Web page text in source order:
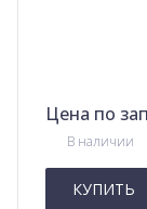
Цена по
В наличии
КУПИТЬ